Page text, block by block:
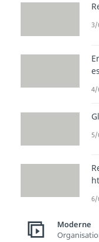
3/
4/
5/
ht
6/
Moderne